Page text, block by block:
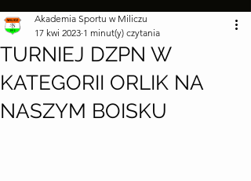
TURNIEJ DZPN W
KATEGORII ORLIK NA
NASZYM BOISKU
Akademia Sportu w Miliczu
17 kwi 2023 1 minut(y) czytania